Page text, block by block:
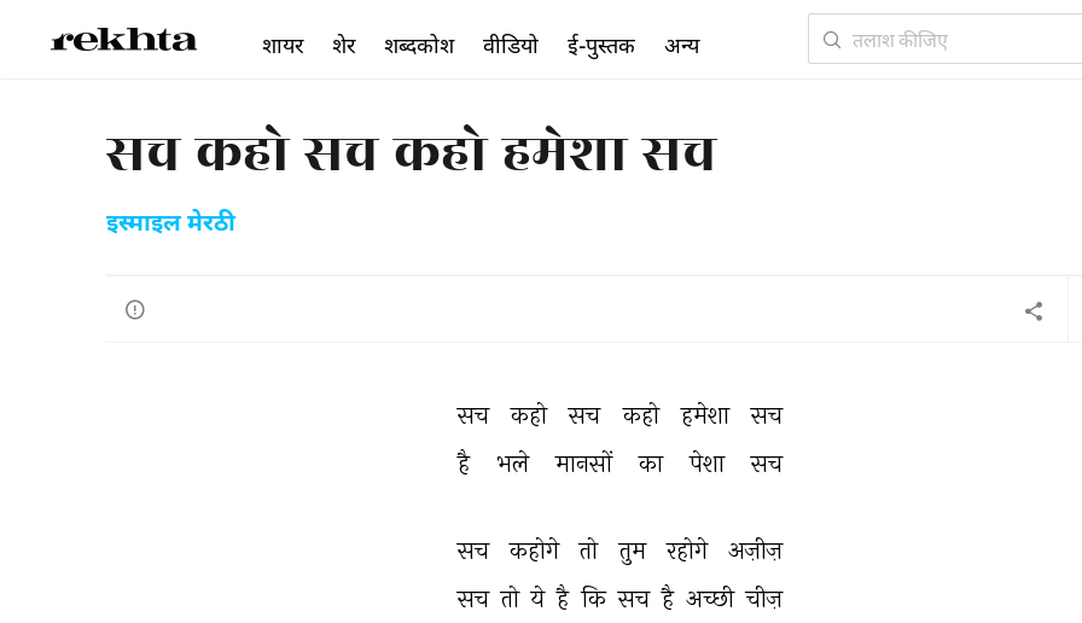
सच कहो सच कहो हमेशा सच
इस्माइल मेरठी
सच कहो सच कहो हमेशा
सच
है
भले मानसों का पेशा सच
सच कहोगे तो तुम रहोगे
अज़ीज़
सच तो ये है कि सच है अच्छी चीज़
शायर शेर शब्दकोश वीडियो ई-पुस्तक अन्य